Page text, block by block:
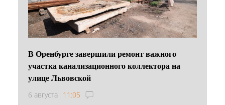
В Оренбурге завершили ремонт важного
участка канализационного коллектора на
улице Львовской
6 августа 11:05